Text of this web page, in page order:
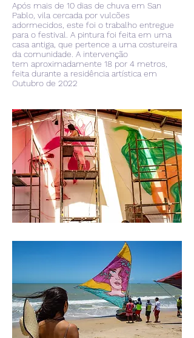
Após mais de 10 dias de chuva em San
Pablo, vila cercada por vulcões
adormecidos, este foi o trabalho entregue
para o festival. A pintura foi feita em uma
casa antiga, que pertence a uma costureira
da comunidade. A intervenção
tem aproximadamente 18 por 4 metros,
feita durante a residência artística em
Outubro de 2022